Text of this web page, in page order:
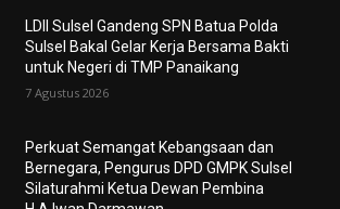
LDII Sulsel Gandeng SPN Batua Polda
Sulsel Bakal Gelar Kerja Bersama Bakti
untuk Negeri di TMP Panaikang
7 Agustus 2026
Perkuat Semangat Kebangsaan dan
Bernegara, Pengurus DPD GMPK Sulsel
Silaturahmi Ketua Dewan Pembina